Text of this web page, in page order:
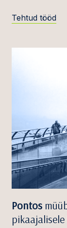
Tehtud tööd
Pontos